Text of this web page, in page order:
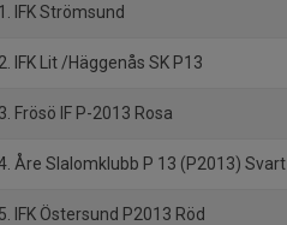
1. IFK Strömsund
2. IFK Lit /Häggenås SK P13
3. Frösö IF P-2013 Rosa
Åre Slalomklubb P 13 (P2013) Svart
5. IFK Östersund P2013 Röd